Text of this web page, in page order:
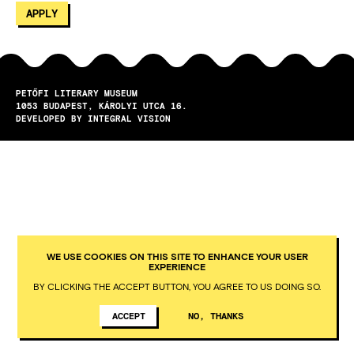
PETŐFI LITERARY MUSEUM
1053
BUDAPEST
KÁROLYI UTCA 16.
DEVELOPED BY INTEGRAL VISION
WE USE COOKIES ON THIS SITE TO ENHANCE YOUR USER
EXPERIENCE
BY CLICKING THE ACCEPT BUTTON, YOU AGREE TO US DOING SO.
ACCEPT NO, THANKS